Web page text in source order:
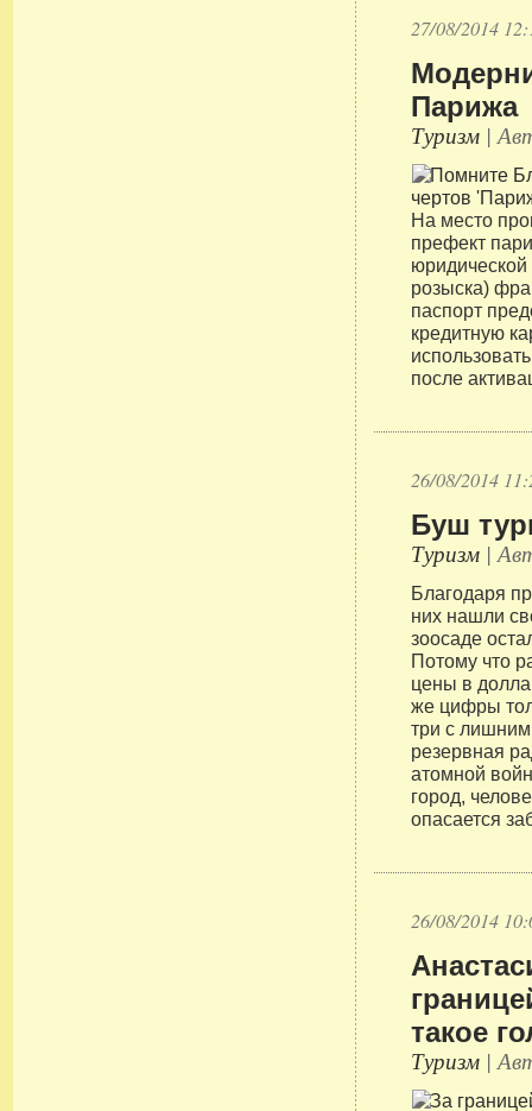
27/08/2014
Парижа
Туризм |
На место
префект
юридической
розыска)
паспорт
кредитную
после
26/08/2014
Буш
Туризм |
Благодаря
них нашли
зоосаде
Потому что
цены в
же цифры
три с лишним
резервная
атомной
город,
опасается
26/08/2014
такое
Туризм |